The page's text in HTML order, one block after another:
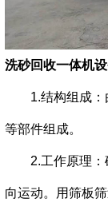
洗砂回收一体机
1.结构组成：
等部件组成。
2.工作原理：砂
向运动。用筛板